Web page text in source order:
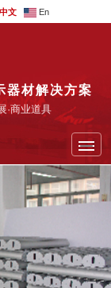
中文 En
器材解决方案
·商业道具